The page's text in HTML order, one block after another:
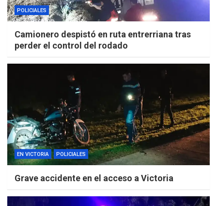
POLICIALES
Camionero despistó en ruta entrerriana tras
perder el control del rodado
EN VICTORIA POLICIALES
Grave accidente en el acceso a Victoria